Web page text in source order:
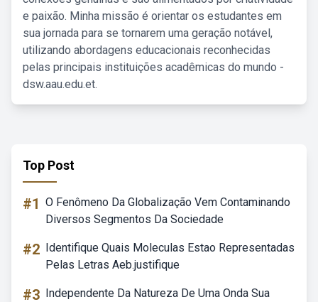
e paixão. Minha missão é orientar os estudantes em
sua jornada para se tornarem uma geração notável,
utilizando abordagens educacionais reconhecidas
pelas principais instituições acadêmicas do mundo -
dsw.aau.edu.et.
Top Post
#1 O Fenômeno Da Globalização Vem Contaminando
Diversos Segmentos Da Sociedade
#2 Identifique Quais Moleculas Estao Representadas
Pelas Letras Aeb.justifique
#3 Independente Da Natureza De Uma Onda Sua